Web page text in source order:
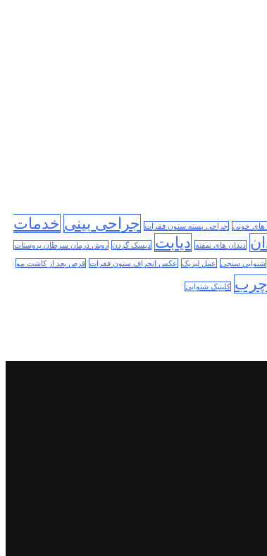
های خونی جراحی بسته ستون فقرات جراحی بینی خدمات
دندان های نهفته دیابت دیسک گردن روش درمان سرطان پروستات
شنوایی سنجی عمل لیزیک عکس انحراف ستون فقرات قرص بعد از کاشت مو
چرب کلینیک شنوایی